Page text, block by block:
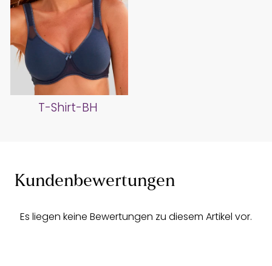
T-Shirt-BH
Kundenbewertungen
Es liegen keine Bewertungen zu diesem Artikel vor.